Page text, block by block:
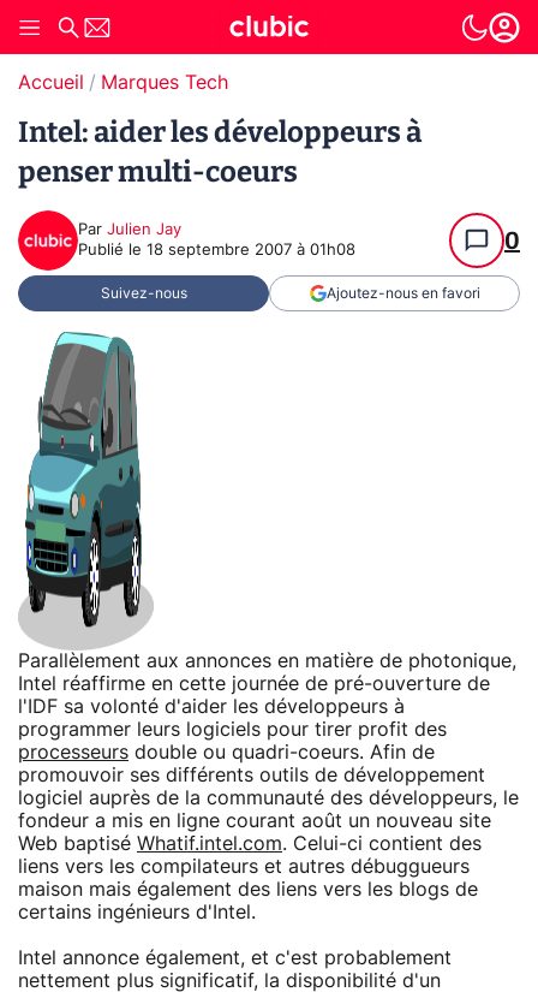
Accueil Marques Tech
Intel: aider les développeurs à
penser multi-coeurs
Par Julien Jay
Publié le 18 septembre 2007 à 01h08 0
Suivez-nous Ajoutez-nous en favori
Parallèlement aux annonces en matière de photonique,
Intel réaffirme en cette journée de pré-ouverture de
l'IDF sa volonté d'aider les développeurs à
programmer leurs logiciels pour tirer profit des
processeurs double ou quadri-coeurs. Afin de
promouvoir ses différents outils de développement
logiciel auprès de la communauté des développeurs, le
fondeur a mis en ligne courant août un nouveau site
Web baptisé Whatif.intel.com. Celui-ci contient des
liens vers les compilateurs et autres débuggueurs
maison mais également des liens vers les blogs de
certains ingénieurs d'Intel.
Intel annonce également, et c'est probablement
nettement plus significatif, la disponibilité d'un